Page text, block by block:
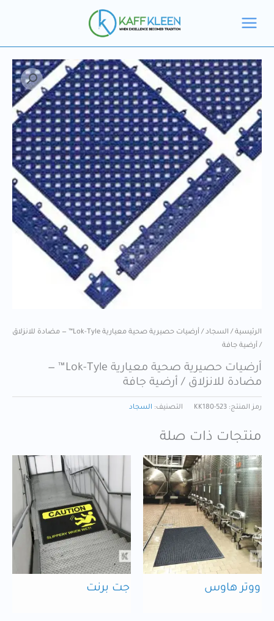
الرئيسية / السجاد
/ أرضيات حصيرية صحية معيارية Lok-Tyle™ — مضادة للانزلاق
/ أرضية جافة
أرضيات حصيرية صحية معيارية Lok-Tyle™ —
مضادة للانزلاق / أرضية جافة
رمز المنتج: KK180-523 التصنيف: السجاد
منتجات ذات صلة
ووتر هاوس جت برنت